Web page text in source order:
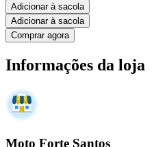
Adicionar à sacola
Adicionar à sacola
Comprar agora
Informações da loja
Moto Forte Santos